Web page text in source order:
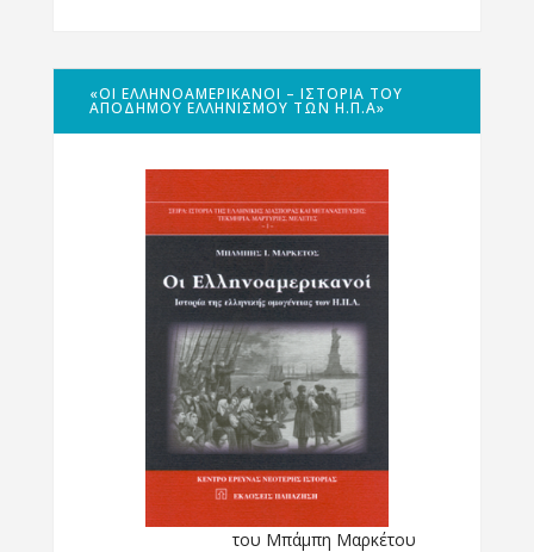
«ΟΙ ΕΛΛΗΝΟΑΜΕΡΙΚΑΝΟΊ – ΙΣΤΟΡΊΑ ΤΟΥ
ΑΠΌΔΗΜΟΥ ΕΛΛΗΝΙΣΜΟΎ ΤΩΝ Η.Π.Α»
του Μπάμπη Μαρκέτου